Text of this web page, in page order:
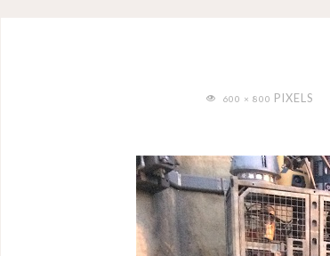
FULL600 × 800 PIXELS